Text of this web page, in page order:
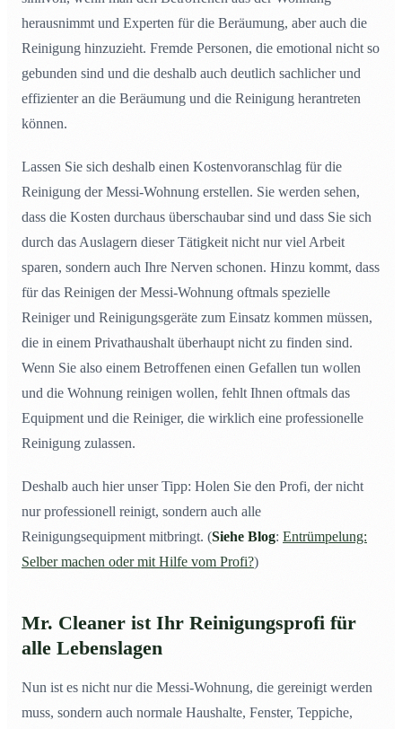
herausnimmt und Experten für die Beräumung, aber auch die
Reinigung hinzuzieht. Fremde Personen, die emotional nicht so
gebunden sind und die deshalb auch deutlich sachlicher und
effizienter an die Beräumung und die Reinigung herantreten
können.
Lassen Sie sich deshalb einen Kostenvoranschlag für die
Reinigung der Messi-Wohnung erstellen. Sie werden sehen,
dass die Kosten durchaus überschaubar sind und dass Sie sich
durch das Auslagern dieser Tätigkeit nicht nur viel Arbeit
sparen, sondern auch Ihre Nerven schonen. Hinzu kommt, dass
für das Reinigen der Messi-Wohnung oftmals spezielle
Reiniger und Reinigungsgeräte zum Einsatz kommen müssen,
die in einem Privathaushalt überhaupt nicht zu finden sind.
Wenn Sie also einem Betroffenen einen Gefallen tun wollen
und die Wohnung reinigen wollen, fehlt Ihnen oftmals das
Equipment und die Reiniger, die wirklich eine professionelle
Reinigung zulassen.
Deshalb auch hier unser Tipp: Holen Sie den Profi, der nicht
nur professionell reinigt, sondern auch alle
Reinigungsequipment mitbringt. (Siehe Blog: Entrümpelung:
Selber machen oder mit Hilfe vom Profi?)
Mr. Cleaner ist Ihr Reinigungsprofi für
alle Lebenslagen
Nun ist es nicht nur die Messi-Wohnung, die gereinigt werden
muss, sondern auch normale Haushalte, Fenster, Teppiche,